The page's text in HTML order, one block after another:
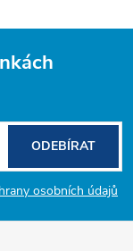
osobních údajů
ODEBÍRAT